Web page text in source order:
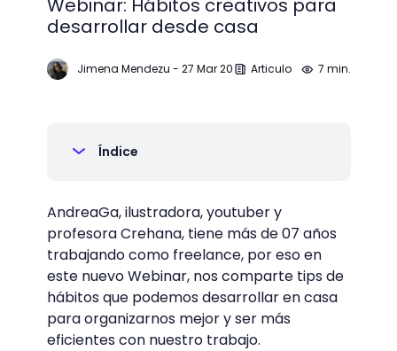
Webinar: Hábitos creativos para
desarrollar desde casa
Jimena Mendezu - 27 Mar 20 Articulo 7 min.
Índice
AndreaGa, ilustradora, youtuber y
profesora Crehana, tiene más de 07 años
trabajando como freelance, por eso en
este nuevo Webinar, nos comparte tips de
hábitos que podemos desarrollar en casa
para organizarnos mejor y ser más
eficientes con nuestro trabajo.